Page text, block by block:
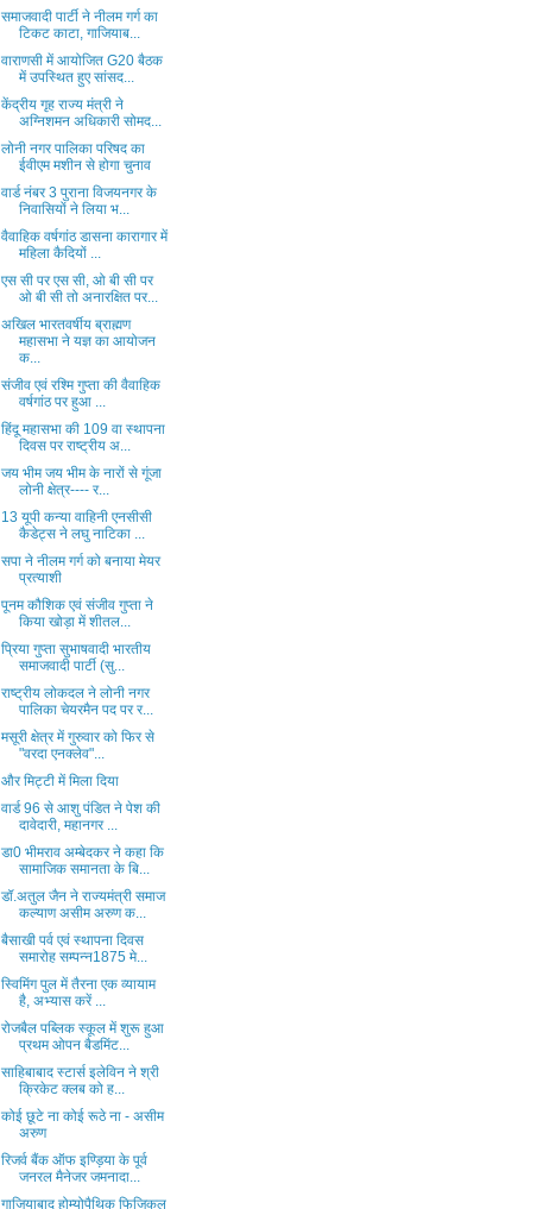
समाजवादी पार्टी ने नीलम गर्ग का
टिकट काटा, गाजियाब...
वाराणसी में आयोजित G20 बैठक
में उपस्थित हुए सांसद...
केंद्रीय गृह राज्य मंत्री ने
अग्निशमन अधिकारी सोमद...
लोनी नगर पालिका परिषद का
ईवीएम मशीन से होगा चुनाव
वार्ड नंबर 3 पुराना विजयनगर के
निवासियों ने लिया भ...
वैवाहिक वर्षगांठ डासना कारागार में
महिला कैदियों ...
एस सी पर एस सी, ओ बी सी पर
ओ बी सी तो अनारक्षित पर...
अखिल भारतवर्षीय ब्राह्मण
महासभा ने यज्ञ का आयोजन
क...
संजीव एवं रश्मि गुप्ता की वैवाहिक
वर्षगांठ पर हुआ ...
हिंदू महासभा की 109 वा स्थापना
दिवस पर राष्ट्रीय अ...
जय भीम जय भीम के नारों से गूंजा
लोनी क्षेत्र---- र...
13 यूपी कन्या वाहिनी एनसीसी
कैडेट्स ने लघु नाटिका ...
सपा ने नीलम गर्ग को बनाया मेयर
प्रत्याशी
पूनम कौशिक एवं संजीव गुप्ता ने
किया खोड़ा में शीतल...
प्रिया गुप्ता सुभाषवादी भारतीय
समाजवादी पार्टी (सु...
राष्ट्रीय लोकदल ने लोनी नगर
पालिका चेयरमैन पद पर र...
मसूरी क्षेत्र में गुरुवार को फिर से
"वरदा एनक्लेव"...
और मिट्टी में मिला दिया
वार्ड 96 से आशु पंडित ने पेश की
दावेदारी, महानगर ...
डा0 भीमराव अम्बेदकर ने कहा कि
सामाजिक समानता के बि...
डॉ.अतुल जैन ने राज्यमंत्री समाज
कल्याण असीम अरुण क...
बैसाखी पर्व एवं स्थापना दिवस
समारोह सम्पन्न1875 मे...
स्विमिंग पुल में तैरना एक व्यायाम
है, अभ्यास करें ...
रोजबैल पब्लिक स्कूल में शुरू हुआ
प्रथम ओपन बैडमिंट...
साहिबाबाद स्टार्स इलेविन ने श्री
क्रिकेट क्लब को ह...
कोई छूटे ना कोई रूठे ना - असीम
अरुण
रिजर्व बैंक ऑफ इण्ड़िया के पूर्व
जनरल मैनेजर जमनादा...
गाजियाबाद होम्योपैथिक फिजिकल